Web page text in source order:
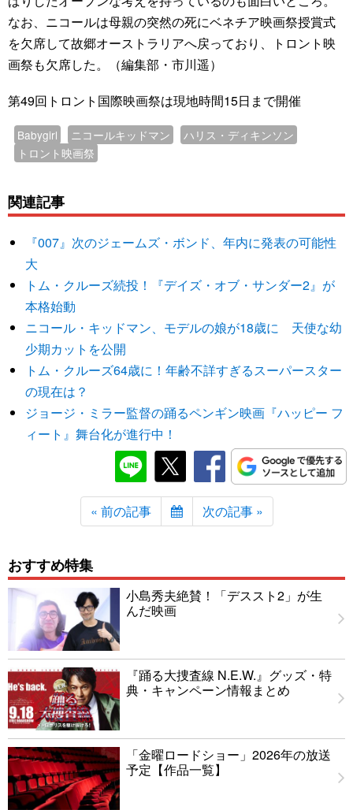
なお、ニコールは母親の突然の死にベネチア映画祭授賞式
を欠席して故郷オーストラリアへ戻っており、トロント映
画祭も欠席した。（編集部・市川遥）
第49回トロント国際映画祭は現地時間15日まで開催
Babygirl ニコールキッドマン
ハリス・ディキンソン
トロント映画祭
関連記事
『007』次のジェームズ・ボンド、年内に発表の可能性
大
トム・クルーズ続投！『デイズ・オブ・サンダー2』が
本格始動
ニコール・キッドマン、モデルの娘が18歳に 天使な幼
少期カットを公開
トム・クルーズ64歳に！年齢不詳すぎるスーパースター
の現在は？
ジョージ・ミラー監督の踊るペンギン映画『ハッピー フ
ィート』舞台化が進行中！
« 前の記事 次の記事 »
おすすめ特集
小島秀夫絶賛！「デススト2」が生
んだ映画
『踊る大捜査線 N.E.W.』グッズ・特
典・キャンペーン情報まとめ
「金曜ロードショー」2026年の放送
予定【作品一覧】